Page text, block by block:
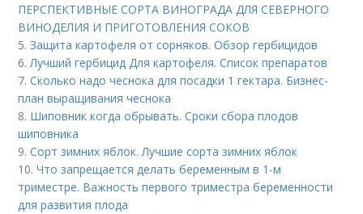
ПЕРСПЕКТИВНЫЕ СОРТА ВИНОГРАДА ДЛЯ CЕВЕРНОГО
ВИНОДЕЛИЯ И ПРИГОТОВЛЕНИЯ СОКОВ
5.Защита картофеля от сорняков. Обзор гербицидов
6.Лучший гербицид Для картофеля. Список препаратов
7.Сколько надо чеснока для посадки 1 гектара. Бизнес-
план выращивания чеснока
8. Шиповник когда обрывать. Сроки сбора плодов
шиповника
9.Сорт зимних яблок. Лучшие сорта зимних яблок
10.Что запрещается делать беременным в 1-м
триместре. Важность первого триместра беременности
для развития плода